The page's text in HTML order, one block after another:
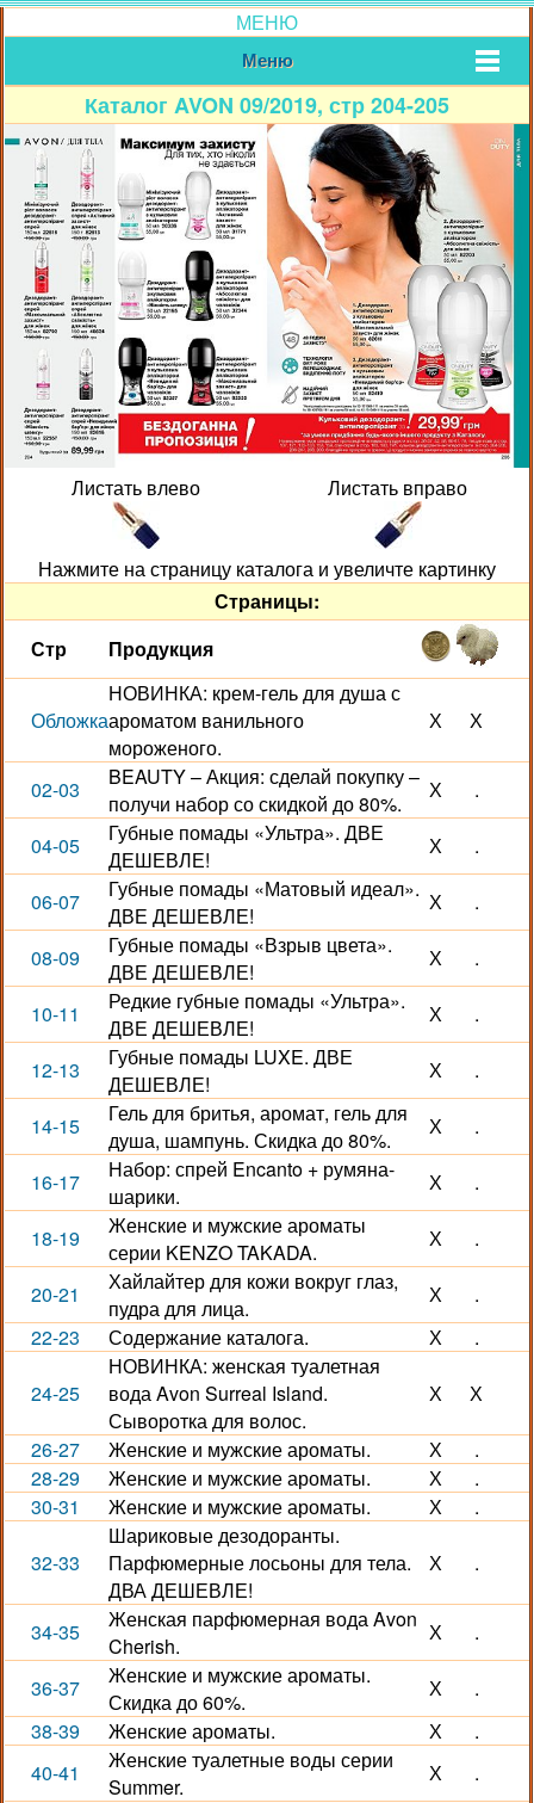
МЕНЮ
Меню
Каталог AVON 09/2019, стр 204-205
Листать влево Листать вправо
Нажмите на страницу каталога и увеличте картинку
Страницы:
Стр
Продукция
Обложка
НОВИНКА: крем-гель для душа с
ароматом ванильного
мороженого.
Х Х
02-03
BEAUTY – Акция: сделай покупку –
получи набор со скидкой до 80%.
Х .
04-05
Губные помады «Ультра». ДВЕ
ДЕШЕВЛЕ!
Х .
06-07
Губные помады «Матовый идеал».
ДВЕ ДЕШЕВЛЕ!
Х .
08-09
Губные помады «Взрыв цвета».
ДВЕ ДЕШЕВЛЕ!
Х .
10-11
Редкие губные помады «Ультра».
ДВЕ ДЕШЕВЛЕ!
Х .
12-13
Губные помады LUXE. ДВЕ
ДЕШЕВЛЕ!
Х .
14-15
Гель для бритья, аромат, гель для
душа, шампунь. Скидка до 80%.
Х .
16-17
Набор: спрей Encanto + румяна-
шарики.
Х .
18-19
Женские и мужские ароматы
серии KENZO TAKADA.
Х .
20-21
Хайлайтер для кожи вокруг глаз,
пудра для лица.
Х
.
22-23
Содержание каталога. Х .
24-25
НОВИНКА: женская туалетная
вода Avon Surreal Island.
Сыворотка для волос.
Х Х
26-27 Женские и мужские ароматы. Х
.
28-29
Женские и мужские ароматы. Х
.
30-31
Женские и мужские ароматы. Х .
32-33
Шариковые дезодоранты.
Парфюмерные лосьоны для тела.
ДВА ДЕШЕВЛЕ!
Х .
34-35
Женская парфюмерная вода Avon
Cherish.
Х .
36-37
Женские и мужские ароматы.
Скидка до 60%.
Х
.
38-39
Женские ароматы. Х
.
40-41
Женские туалетные воды серии
Summer.
Х .